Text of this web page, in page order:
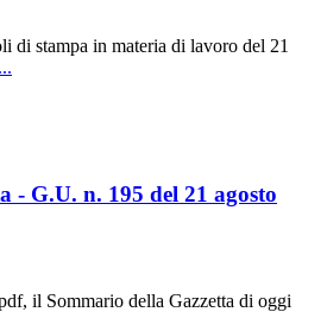
di stampa in materia di lavoro del 21
- G.U. n. 195 del 21 agosto
il Sommario della Gazzetta di oggi